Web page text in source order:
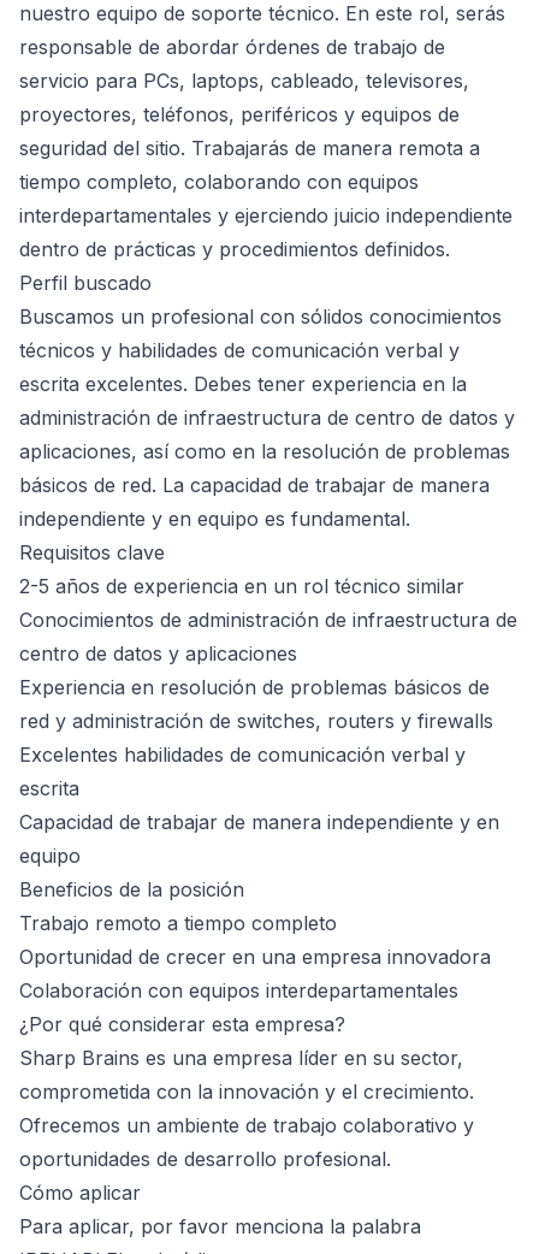
nuestro equipo de soporte técnico. En este rol, serás
responsable de abordar órdenes de trabajo de
servicio para PCs, laptops, cableado, televisores,
proyectores, teléfonos, periféricos y equipos de
seguridad del sitio. Trabajarás de manera remota a
tiempo completo, colaborando con equipos
interdepartamentales y ejerciendo juicio independiente
dentro de prácticas y procedimientos definidos.
Perfil buscado
Buscamos un profesional con sólidos conocimientos
técnicos y habilidades de comunicación verbal y
escrita excelentes. Debes tener experiencia en la
administración de infraestructura de centro de datos y
aplicaciones, así como en la resolución de problemas
básicos de red. La capacidad de trabajar de manera
independiente y en equipo es fundamental.
Requisitos clave
2-5 años de experiencia en un rol técnico similar
Conocimientos de administración de infraestructura de
centro de datos y aplicaciones
Experiencia en resolución de problemas básicos de
red y administración de switches, routers y firewalls
Excelentes habilidades de comunicación verbal y
escrita
Capacidad de trabajar de manera independiente y en
equipo
Beneficios de la posición
Trabajo remoto a tiempo completo
Oportunidad de crecer en una empresa innovadora
Colaboración con equipos interdepartamentales
¿Por qué considerar esta empresa?
Sharp Brains es una empresa líder en su sector,
comprometida con la innovación y el crecimiento.
Ofrecemos un ambiente de trabajo colaborativo y
oportunidades de desarrollo profesional.
Cómo aplicar
Para aplicar, por favor menciona la palabra